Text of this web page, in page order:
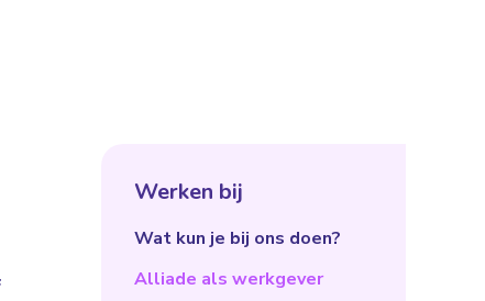
Werken bij
Wat kun je bij ons doen?
Alliade als werkgever